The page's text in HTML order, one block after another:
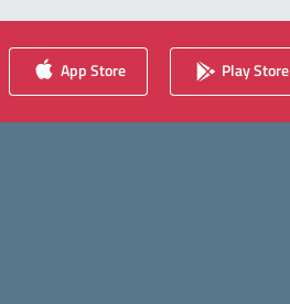
App Store Play Store